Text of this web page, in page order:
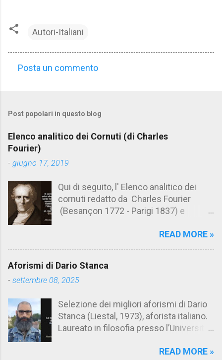
Autori-Italiani
m
e
n
t
Posta un commento
Post popolari in questo blog
Elenco analitico dei Cornuti (di Charles
Fourier)
- giugno 17, 2019
Qui di seguito, l' Elenco analitico dei
cornuti redatto da Charles Fourier
(Besançon 1772 - Parigi 1837) e
Aforismario trovi anche una raccolta di
cornuto pretenzioso: colui che ritiene
sua moglie tanto fortunata, per averlo
ammettere l'idea del tradimento. Ciò lo
rende un marito assai comodo.
(Charles Fourier) Elenco analitico dei
ca. 1808 (postumo 1856) Traduzione
READ MORE »
Aforismi di Dario Stanca
- settembre 08, 2025
Selezione dei migliori aforismi di Dario
Stanca (Liestal, 1973), aforista italiano.
Laureato in filosofia presso l’Università
volume Anacleto Verrecchia, Meglio un
READ MORE »